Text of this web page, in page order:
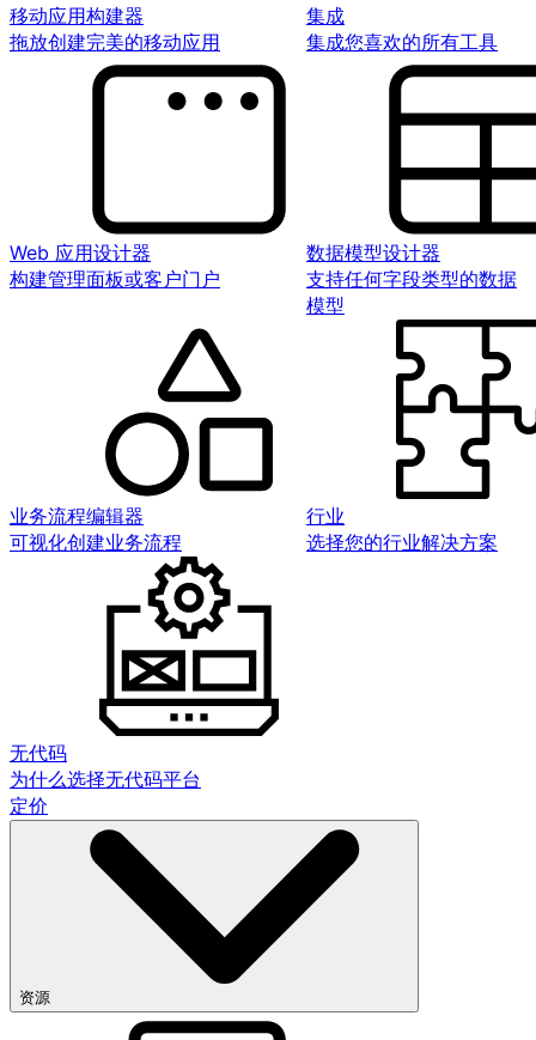
移动应用构建器
拖放创建完美的移动应用
集成
集成您喜欢的所有工具
Web 应用设计器
构建管理面板或客户门户
数据模型设计器
支持任何字段类型的数据
模型
业务流程编辑器
可视化创建业务流程
行业
选择您的行业解决方案
无代码
为什么选择无代码平台
定价
资源